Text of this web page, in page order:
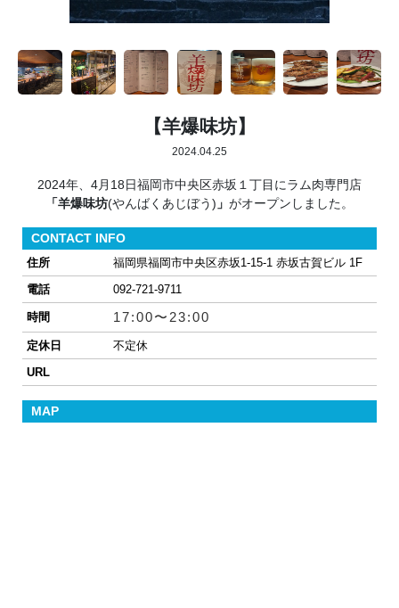
【羊爆味坊】
2024.04.25
2024年、4月18日福岡市中央区赤坂１丁目にラム肉専門店
「羊爆味坊(やんばくあじぼう) 」 がオープンしました。
CONTACT INFO
住所
福岡県福岡市中央区赤坂1-15-1 赤坂古賀ビル 1F
電話
092-721-9711
時間 17:00〜23:00
定休日
不定休
URL
MAP